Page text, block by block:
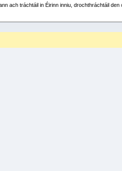
ach tráchtáil in Éirinn inniu, drochthráchtáil